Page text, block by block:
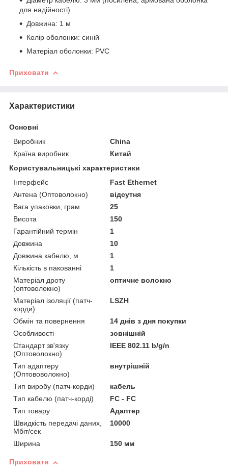
для надійності)
Довжина: 1 м
Колір оболонки: синій
Матеріал оболонки: PVC
Приховати
Характеристики
Основні
Виробник
China
Країна виробник
Китай
Користувальницькі характеристики
Інтерфейс
Fast Ethernet
Антена (Оптоволокно)
відсутня
Вага упаковки, грам
25
Висота
150
Гарантійний термін
1
Довжина
10
Довжина кабелю, м
1
Кількість в пакованні
1
Матеріал дроту
(оптоволокно)
оптичне волокно
Матеріал ізоляції (патч-
корди)
LSZH
Обмін та повернення
14 днів з дня покупки
Особливості
зовнішній
Стандарт зв'язку
(Оптоволокно)
IEEE 802.11 b/g/n
Тип адаптеру
(Оптововолокно)
внутрішній
Тип виробу (патч-корди)
кабель
Тип кабелю (патч-корді)
FC - FC
Тип товару
Адаптер
Швидкість передачі даних,
Мбіт/сек
10000
Ширина 150 мм
Приховати